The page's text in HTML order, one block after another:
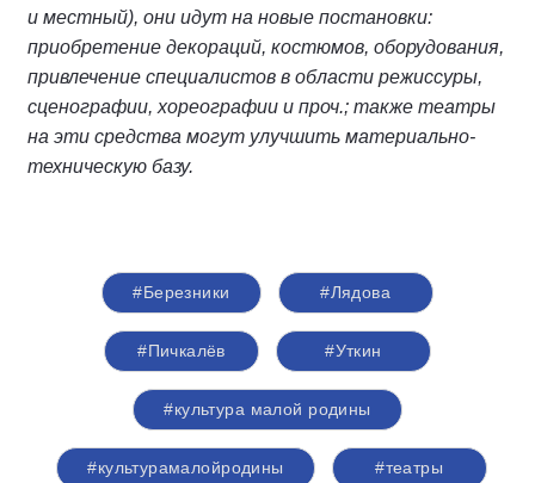
и местный), они идут на новые постановки:
приобретение декораций, костюмов, оборудования,
привлечение специалистов в области режиссуры,
сценографии, хореографии и проч.; также театры
на эти средства могут улучшить материально-
техническую базу.
#Березники #Лядова
#Пичкалёв #Уткин
#культура малой родины
#культурамалойродины #театры